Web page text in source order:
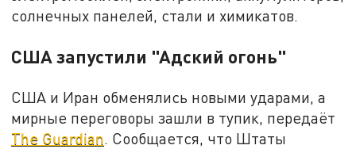
солнечных панелей, стали и химикатов.
США запустили "Адский огонь"
США и Иран обменялись новыми ударами, а
мирные переговоры зашли в тупик, передаёт
The Guardian. Сообщается, что Штаты